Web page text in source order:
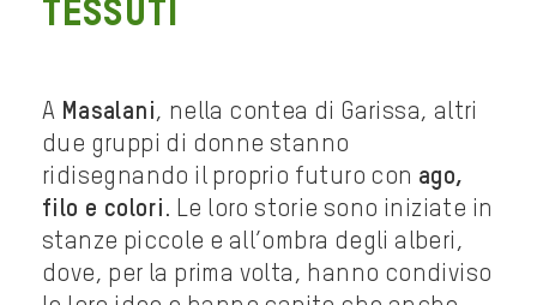
TESSUTI
A Masalani, nella contea di Garissa, altri
due gruppi di donne stanno
ridisegnando il proprio futuro con ago,
filo e colori . Le loro storie sono iniziate in
stanze piccole e all’ombra degli alberi,
dove, per la prima volta, hanno condiviso